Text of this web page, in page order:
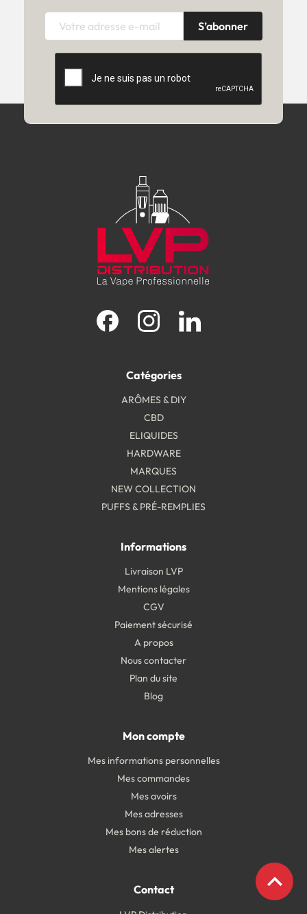
expand_less
Catégories
ARÔMES & DIY
CBD
ELIQUIDES
HARDWARE
MARQUES
NEW COLLECTION
PUFFS & PRÉ-REMPLIES
Informations
Livraison LVP
Mentions légales
CGV
Paiement sécurisé
A propos
Nous contacter
Plan du site
Blog
Facebook Instagram
Mon compte
Mes informations personnelles
Mes commandes
Mes avoirs
Mes adresses
Mes bons de réduction
Mes alertes
Contact